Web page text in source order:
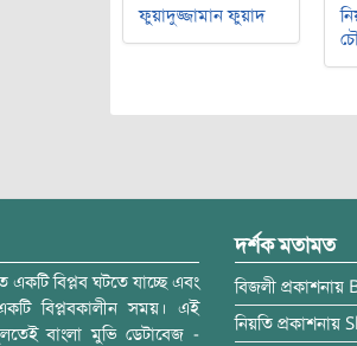
ফুয়াদুজ্জামান ফুয়াদ
একটি বিপ্লব ঘটতে যাচ্ছে এবং
বিপ্লবকালীন সময়। এই
বাংলা মুভি ডেটাবেজ -
দর্শক মতামত
বিজলী প্রকাশনায়
নিয়তি প্রকাশনায়